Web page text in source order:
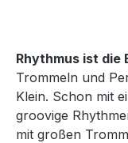
Rhythmus ist die
Trommeln und
Klein. Schon mit
groovige
mit großen